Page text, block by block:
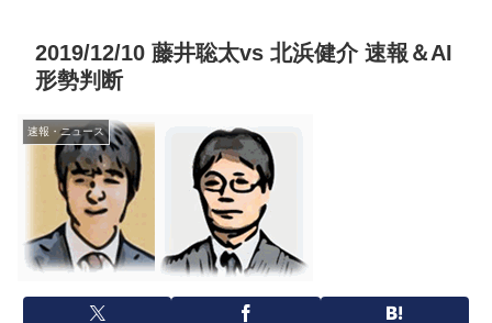
2019/12/10 藤井聡太vs 北浜健介 速報＆AI
形勢判断
速報・ニュース